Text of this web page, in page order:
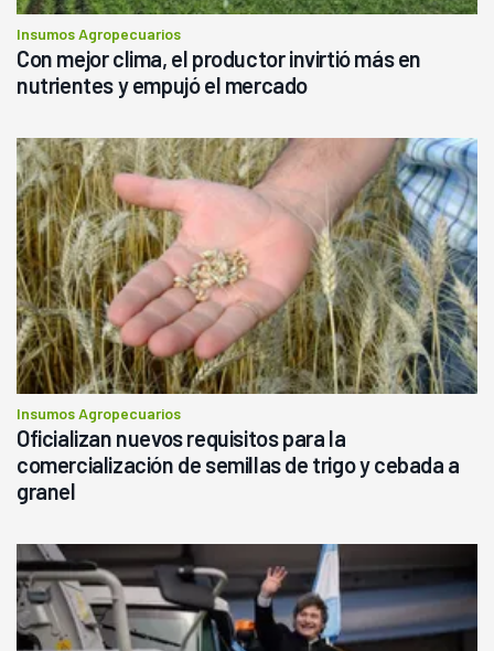
Insumos Agropecuarios
Con mejor clima, el productor invirtió más en
nutrientes y empujó el mercado
Insumos Agropecuarios
Oficializan nuevos requisitos para la
comercialización de semillas de trigo y cebada a
granel